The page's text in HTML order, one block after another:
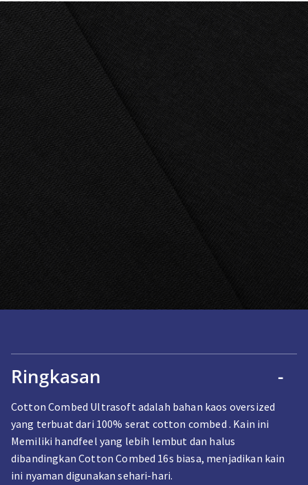
Ringkasan -
Cotton Combed Ultrasoft adalah bahan kaos oversized
yang terbuat dari 100% serat cotton combed . Kain ini
Memiliki handfeel yang lebih lembut dan halus
dibandingkan Cotton Combed 16s biasa, menjadikan kain
ini nyaman digunakan sehari-hari.